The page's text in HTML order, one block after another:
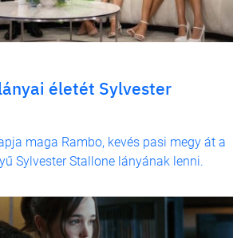
életét Sylvester
maga Rambo, kevés pasi megy át a
Sylvester Stallone lányának lenni.